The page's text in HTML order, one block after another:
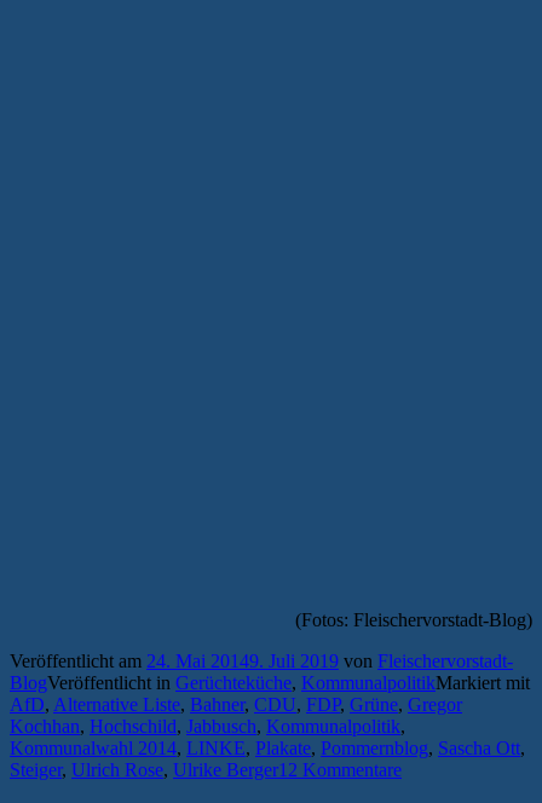
(Fotos: Fleischervorstadt-Blog)
Veröffentlicht am 24. Mai 20149. Juli 2019 von Fleischervorstadt-
BlogVeröffentlicht in Gerüchteküche, KommunalpolitikMarkiert mit
AfD, Alternative Liste, Bahner, CDU, FDP, Grüne, Gregor
Kochhan, Hochschild, Jabbusch, Kommunalpolitik,
Kommunalwahl 2014, LINKE, Plakate, Pommernblog, Sascha Ott,
Steiger, Ulrich Rose, Ulrike Berger12 Kommentare